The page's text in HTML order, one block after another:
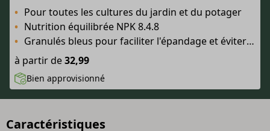
Pour toutes les cultures du jardin et du potager
Nutrition équilibrée NPK 8.4.8
Granulés bleus pour faciliter l'épandage et éviter le surdosage
à partir de32,99
Bien approvisionné
Caractéristiques